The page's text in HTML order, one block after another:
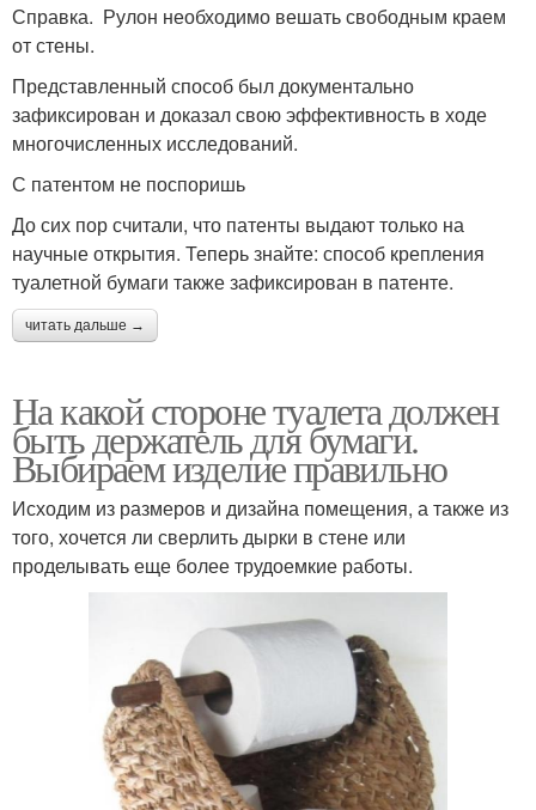
Справка. Рулон необходимо вешать свободным краем
от стены.
Представленный способ был документально
зафиксирован и доказал свою эффективность в ходе
многочисленных исследований.
С патентом не поспоришь
До сих пор считали, что патенты выдают только на
научные открытия. Теперь знайте: способ крепления
туалетной бумаги также зафиксирован в патенте.
читать дальше →
На какой стороне туалета должен
быть держатель для бумаги.
Выбираем изделие правильно
Исходим из размеров и дизайна помещения, а также из
того, хочется ли сверлить дырки в стене или
проделывать еще более трудоемкие работы.